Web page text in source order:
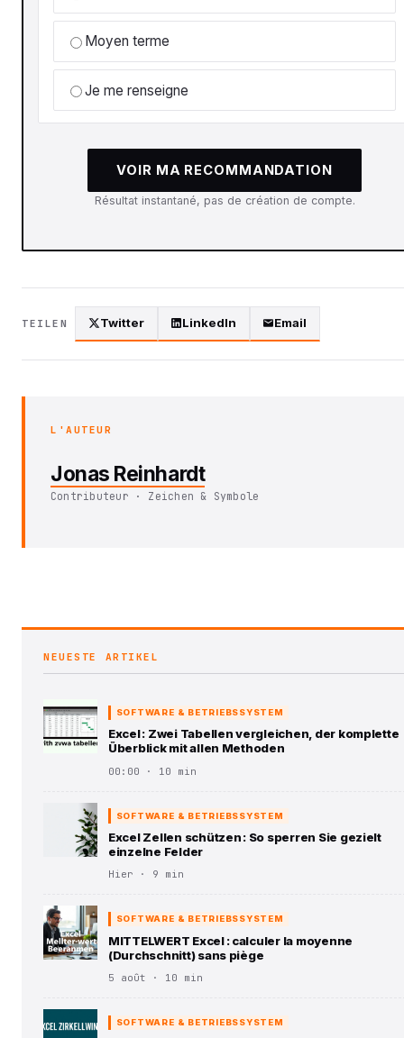
Moyen terme
Je me renseigne
VOIR MA RECOMMANDATION
Résultat instantané, pas de création de compte.
TEILEN Twitter LinkedIn Email
L'AUTEUR
Jonas Reinhardt
Contributeur · Zeichen & Symbole
NEUESTE ARTIKEL
SOFTWARE & BETRIEBSSYSTEM
Excel : Zwei Tabellen vergleichen, der komplette
Überblick mit allen Methoden
00:00 · 10 min
SOFTWARE & BETRIEBSSYSTEM
Excel Zellen schützen : So sperren Sie gezielt
einzelne Felder
Hier · 9 min
SOFTWARE & BETRIEBSSYSTEM
MITTELWERT Excel : calculer la moyenne
(Durchschnitt) sans piège
5 août · 10 min
SOFTWARE & BETRIEBSSYSTEM